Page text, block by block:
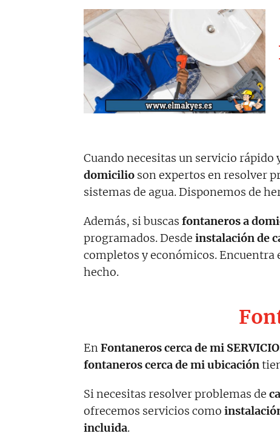
Cuando necesitas un servicio
domicilio son expertos en resolver
sistemas de agua. Disponemos de
Además, si buscas fontaneros a
programados. Desde instalación de
completos y económicos.
hecho.
EnFontaneros cerca de mi
fontaneros cerca de mi ubicación
Si necesitas resolver problemas de
ofrecemos servicios como
incluida.